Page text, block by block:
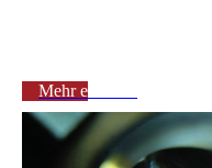
Mehr erfahren